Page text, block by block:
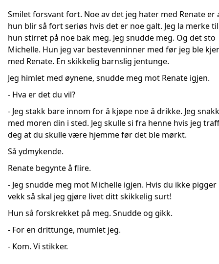
Smilet forsvant fort. Noe av det jeg hater med Renate er
hun blir så fort seriøs hvis det er noe galt. Jeg la merke
hun stirret på noe bak meg. Jeg snudde meg. Og det sto
Michelle. Hun jeg var bestevenninner med før jeg ble
med Renate. En skikkelig barnslig jentunge.
Jeg himlet med øynene, snudde meg mot Renate igjen.
- Hva er det du vil?
- Jeg stakk bare innom for å kjøpe noe å drikke. Jeg
med moren din i sted. Jeg skulle si fra henne hvis jeg
deg at du skulle være hjemme før det ble mørkt.
Så ydmykende.
Renate begynte å flire.
- Jeg snudde meg mot Michelle igjen. Hvis du ikke pigger
vekk så skal jeg gjøre livet ditt skikkelig surt!
Hun så forskrekket på meg. Snudde og gikk.
- For en drittunge, mumlet jeg.
- Kom. Vi stikker.